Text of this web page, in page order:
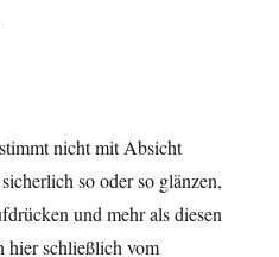
nicht mit Absicht
so oder so glänzen,
und mehr als diesen
hier schließlich vom